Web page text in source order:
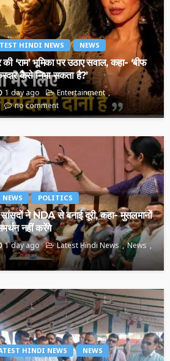
HINDI NEWS NEWS
‘राम’ भूमिका पर उठाए सवाल, कहा- ‘बीफ
कैसे निभा सकता है?’
1 day ago
Entertainment
no comment
NEWS POLITICS
ने NDA से बनाई दूरी, कहा- मुसलमानों
नहीं करेंगे
1 day ago Latest Hindi News
News
HINDI NEWS NEWS